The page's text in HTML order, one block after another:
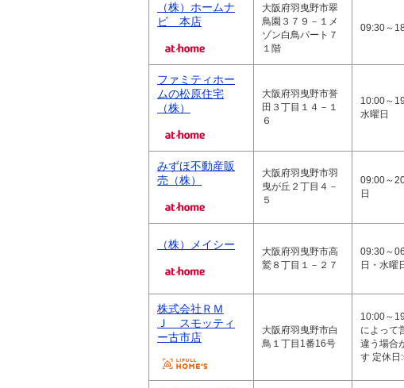
（株）ホームナ
ビ 本店
大阪府羽曳野市翠
鳥園３７９－１メ
ゾン白鳥パート７
１階
09:30～
ファミティホー
ムの松原住宅
（株）
大阪府羽曳野市誉
田３丁目１４－１
６
10:00～
水曜日
みずほ不動産販
売（株）
大阪府羽曳野市羽
曳が丘２丁目４－
５
09:00～
日
（株）メイシー
大阪府羽曳野市高
鷲８丁目１－２７
09:30～
日・水曜
株式会社ＲＭ
Ｊ スモッティ
ー古市店
大阪府羽曳野市白
鳥１丁目1番16号
10:00～
によって
違う場合
す 定休日